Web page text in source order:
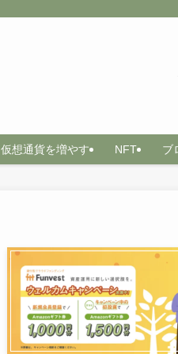
仮想通貨を増やす NFT ブ